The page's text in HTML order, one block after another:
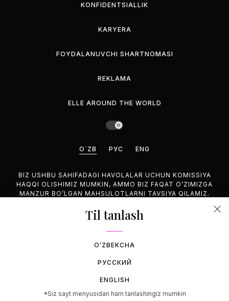
KONFIDENTSIALLIK
KARYERA
FOYDALANUVCHI SHARTNOMASI
REKLAMA
ELLE AROUND THE WORLD
O`ZB РУС ENG
BIZ USHBU SAHIFADAGI HAVOLALAR UCHUN KOMISSIYA
HAQQI OLISHIMIZ MUMKIN, AMMO BIZ FAQAT O’ZIMIZGA
MANZUR BO’LGAN MAHSULOTLARNI TAVSIYA QILAMIZ.
©2026 GEMINA PUBLISHING LLC, HAMMASI HUQUQUQLARI
Til tanlash
OʻZBEKCHA
РУССКИЙ
ENGLISH
*Siz sayt menyusidan ham tanlashingiz mumkin